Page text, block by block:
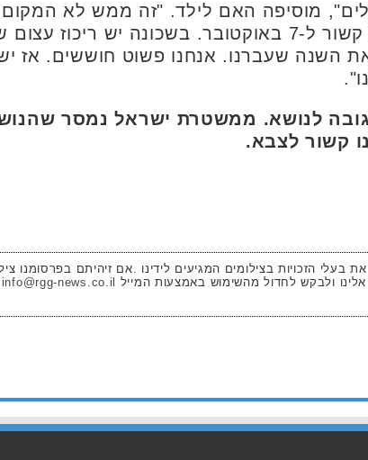
מוסיפה האם לילד. "זה ממש לא
צריכים להתכנס ולהתפזר, זה לא קשור ל-7 באוקטובר.
השנה שעברנו. אנחנו פשוט חוששים. אז
לנושא. ממשטרת ישראל נמסר
קשור לצבא.
בעלי הזכויות בצילומים המגיעים לידינו .אם זיהיתם בפרסומנו
ולבקש לחדול מהשימוש באמצעות המייל
info@rgg-news.co.il